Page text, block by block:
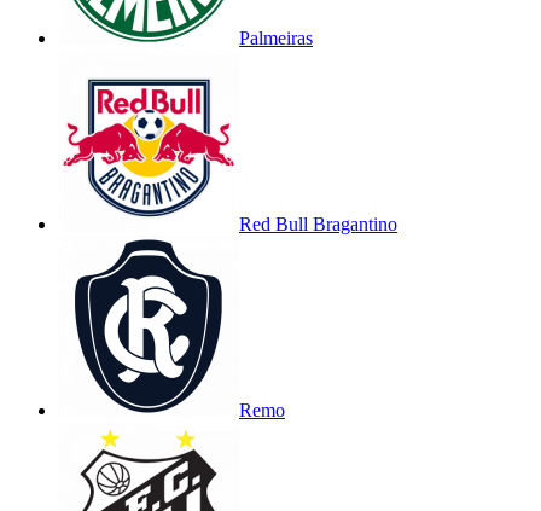
Palmeiras
Red Bull Bragantino
Remo